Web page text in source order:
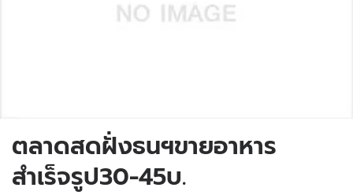
ตลาดสดฝั่งธนฯขายอาหาร
สำเร็จรูป30-45บ.